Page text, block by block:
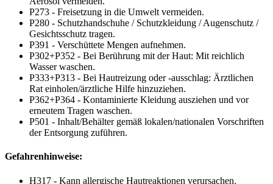
P273 - Freisetzung in die Umwelt vermeiden.
P280 - Schutzhandschuhe / Schutzkleidung / Augenschutz /
Gesichtsschutz tragen.
P391 - Verschüttete Mengen aufnehmen.
P302+P352 - Bei Berührung mit der Haut: Mit reichlich
Wasser waschen.
P333+P313 - Bei Hautreizung oder -ausschlag: Ärztlichen
Rat einholen/ärztliche Hilfe hinzuziehen.
P362+P364 - Kontaminierte Kleidung ausziehen und vor
erneutem Tragen waschen.
P501 - Inhalt/Behälter gemäß lokalen/nationalen Vorschriften
der Entsorgung zuführen.
Gefahrenhinweise:
H317 - Kann allergische Hautreaktionen verursachen.